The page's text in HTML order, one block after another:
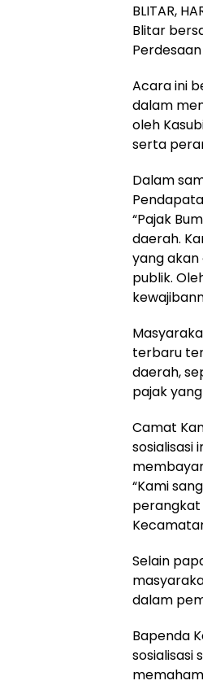
BLITAR,
Blitar
Acara ini
dalam
oleh
serta
Dalam
“Pajak
daerah.
yang
publik.
terbaru
daerah,
pajak
Camat
sosialisasi
“Kami
perangkat
Selain
dalam
Bapenda
sosialisasi